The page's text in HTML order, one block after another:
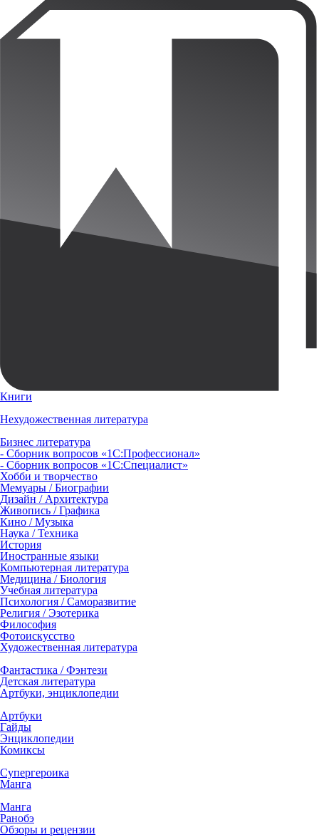
Книги
Нехудожественная литература
Бизнес литература
- Сборник вопросов «1С:Профессионал»
- Сборник вопросов «1С:Специалист»
Хобби и творчество
Мемуары / Биографии
Дизайн / Архитектура
Живопись / Графика
Кино / Музыка
Наука / Техника
История
Иностранные языки
Компьютерная литература
Медицина / Биология
Учебная литература
Психология / Саморазвитие
Религия / Эзотерика
Философия
Фотоискусство
Художественная литература
Фантастика / Фэнтези
Детская литература
Артбуки, энциклопедии
Артбуки
Гайды
Энциклопедии
Комиксы
Супергероика
Манга
Манга
Ранобэ
Обзоры и рецензии